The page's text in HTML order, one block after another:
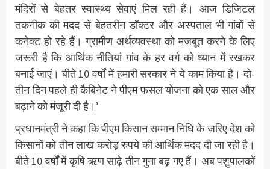
मंदिरों से बेहतर स्वास्थ्य सेवाएं मिल रही हैं। आज डिजिटल
तकनीक की मदद से बेहतरीन डॉक्टर और अस्पताल भी गांवों से
कनेक्ट हो रहे हैं। ग्रामीण अर्थव्यवस्था को मजबूत करने के लिए
जरूरी है कि आर्थिक नीतियां गांव के हर वर्ग को ध्यान में रखकर
बनाई जाएं। बीते 10 वर्षों में हमारी सरकार ने ये काम किया है। दो-
तीन दिन पहले ही कैबिनेट ने पीएम फसल योजना को एक साल और
बढ़ाने को मंजूरी दी है।’
प्रधानमंत्री ने कहा कि पीएम किसान सम्मान निधि के जरिए देश को
किसानों को तीन लाख करोड़ रुपये की आर्थिक मदद दी जा रही है।
बीते 10 वर्षों में कृषि ऋण साढ़े तीन गुना बढ़ गए हैं। अब पशुपालकों